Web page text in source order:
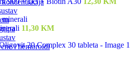
i hemoroidi
11,30 KM